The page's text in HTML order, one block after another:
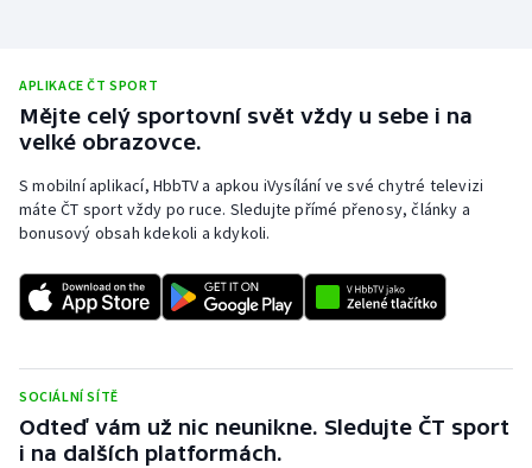
Rychlostní kanoistika
Sportovní střelba
Stolní tenis
Veslování
Vodní slalom
APLIKACE ČT SPORT
Mějte celý sportovní svět vždy u sebe i na
velké obrazovce.
S mobilní aplikací, HbbTV a apkou iVysílání ve své chytré televizi
máte ČT sport vždy po ruce. Sledujte přímé přenosy, články a
bonusový obsah kdekoli a kdykoli.
SOCIÁLNÍ SÍTĚ
Odteď vám už nic neunikne. Sledujte ČT sport
i na dalších platformách.